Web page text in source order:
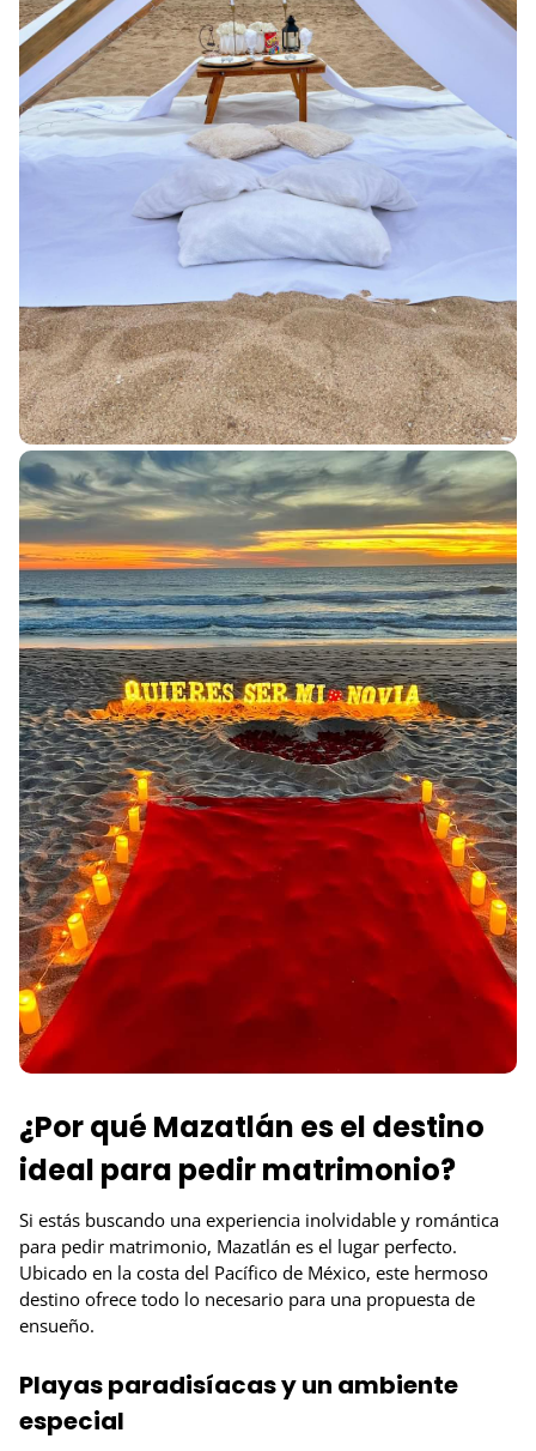
¿Por qué Mazatlán es el destino
ideal para pedir matrimonio?
Si estás buscando una experiencia inolvidable y romántica
para pedir matrimonio, Mazatlán es el lugar perfecto.
Ubicado en la costa del Pacífico de México, este hermoso
destino ofrece todo lo necesario para una propuesta de
ensueño.
Playas paradisíacas y un ambiente
especial